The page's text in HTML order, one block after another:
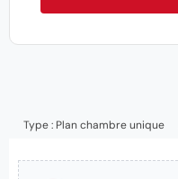
Type : Plan chambre unique